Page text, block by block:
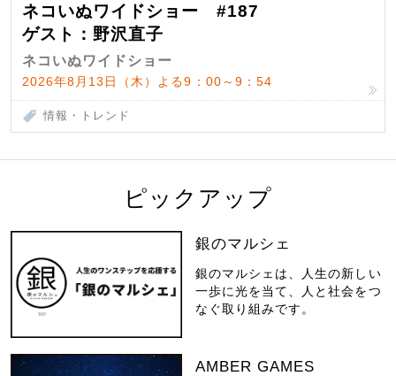
ネコいぬワイドショー #187
ゲスト：野沢直子
ネコいぬワイドショー
2026年8月13日（木）よる9：00～9：54
情報・トレンド
ピックアップ
銀のマルシェ
銀のマルシェは、人生の新しい
一歩に光を当て、人と社会をつ
なぐ取り組みです。
AMBER GAMES